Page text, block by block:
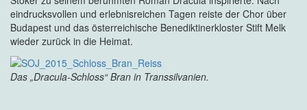
eindrucksvollen und erlebnisreichen Tagen reiste der Chor über
Budapest und das österreichische Benediktinerkloster Stift Melk
wieder zurück in die Heimat.
Das „Dracula-Schloss“ Bran in Transsilvanien.